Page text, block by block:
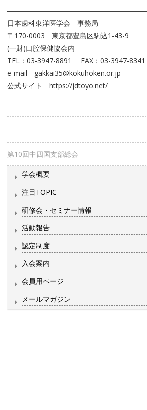
日本歯科東洋医学会 事務局
〒170-0003 東京都豊島区駒込1-43-9
(一財)口腔保健協会内
TEL：03-3947-8891 FAX：03-3947-8341
e-mail gakkai35@kokuhoken.or.jp
公式サイト https://jdtoyo.net/
第10回中四国支部総会
学会概要
注目TOPIC
研修会・セミナー情報
活動報告
認定制度
入会案内
会員用ページ
メールマガジン